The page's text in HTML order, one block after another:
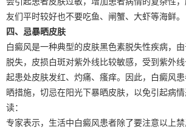
友们平时较好也不要吃鱼、闸蟹、大虾等海鲜。
四、忌暴晒皮肤
白癜风是一种典型的皮肤黑色素脱失性疾病，
脱失，皮损白斑对紫外线比较敏感，受到紫外线
起患处皮肤发红、灼痛、瘙痒。因此，白癜风
晒措施，切忌在阳光下暴晒皮肤，以免引起病
读：
专家表示，生活中白癜风患者除了要注意以上